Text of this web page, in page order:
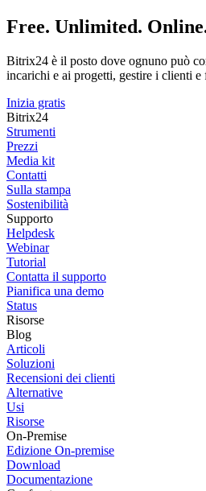
Free. Unlimited.
Bitrix24 è il posto dove ognuno può
incarichi e ai progetti, gestire i clienti e
Inizia gratis
Bitrix24
Strumenti
Prezzi
Media kit
Contatti
Sulla stampa
Sostenibilità
Supporto
Helpdesk
Webinar
Tutorial
Contatta il supporto
Pianifica una demo
Status
Risorse
Blog
Articoli
Soluzioni
Recensioni dei clienti
Alternative
Usi
Risorse
On-Premise
Edizione On-premise
Download
Documentazione